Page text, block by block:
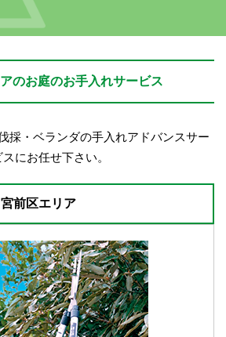
のお庭のお手入れサービス
採・ベランダの手入れアドバンスサー
スにお任せ下さい。
前区エリア